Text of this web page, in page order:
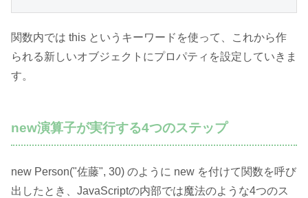
関数内では this というキーワードを使って、これから作
られる新しいオブジェクトにプロパティを設定していきま
す。
new演算子が実行する4つのステップ
new Person("佐藤", 30) のように new を付けて関数を呼び
出したとき、JavaScriptの内部では魔法のような4つのス